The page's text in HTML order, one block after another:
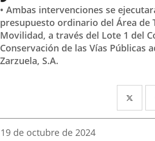
• Ambas intervenciones se
presupuesto ordinario del Área de
Movilidad, a través del Lote 1 del
Conservación de las Vías Públicas
Zarzuela, S.A.
a
Fecha
19 de octubre de 2024